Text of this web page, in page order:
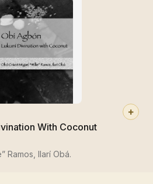
With Coconut
Ramos, Ilarí Obá.